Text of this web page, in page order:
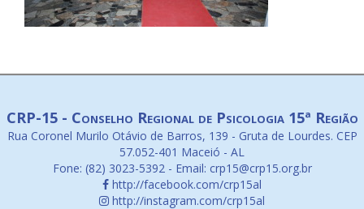
CRP-15 - Conselho Regional de Psicologia 15ª Região
Rua Coronel Murilo Otávio de Barros, 139 - Gruta de Lourdes. CEP
57.052-401 Maceió - AL
Fone: (82) 3023-5392 - Email: crp15@crp15.org.br
http://facebook.com/crp15al
http://instagram.com/crp15al